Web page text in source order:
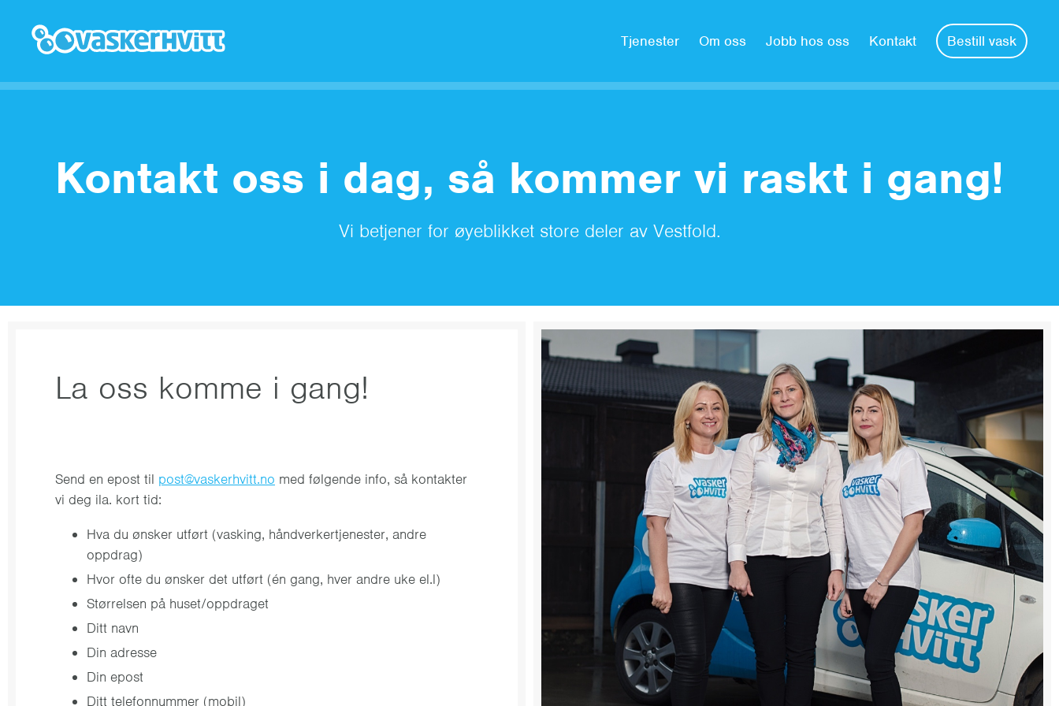
Tjenester Om oss Jobb hos oss Kontakt Bestill vask
Kontakt oss i dag, så kommer vi raskt i gang!
Vi betjener for øyeblikket store deler av Vestfold.
La oss komme i gang!
Send en epost til post@vaskerhvitt.no med følgende info, så kontakter
vi deg ila. kort tid:
Hva du ønsker utført (vasking, håndverkertjenester, andre
oppdrag)
Hvor ofte du ønsker det utført (én gang, hver andre uke el.l)
Størrelsen på huset/oppdraget
Ditt navn
Din adresse
Din epost
Ditt telefonnummer (mobil)